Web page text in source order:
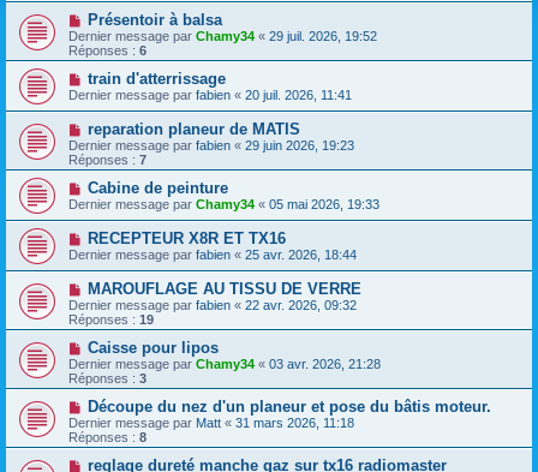
Présentoir à balsa
Dernier message par Chamy34 « 29 juil. 2026, 19:52
Réponses : 6
train d'atterrissage
Dernier message par fabien « 20 juil. 2026, 11:41
reparation planeur de MATIS
Dernier message par fabien « 29 juin 2026, 19:23
Réponses : 7
Cabine de peinture
Dernier message par Chamy34 « 05 mai 2026, 19:33
RECEPTEUR X8R ET TX16
Dernier message par fabien « 25 avr. 2026, 18:44
MAROUFLAGE AU TISSU DE VERRE
Dernier message par fabien « 22 avr. 2026, 09:32
Réponses : 19
Caisse pour lipos
Dernier message par Chamy34 « 03 avr. 2026, 21:28
Réponses : 3
Découpe du nez d'un planeur et pose du bâtis moteur.
Dernier message par Matt « 31 mars 2026, 11:18
Réponses : 8
reglage dureté manche gaz sur tx16 radiomaster